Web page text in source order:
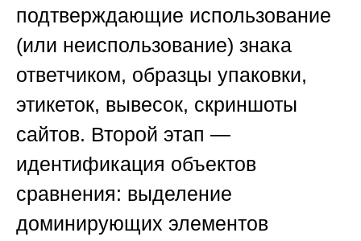
подтверждающие использование
(или неиспользование) знака
ответчиком, образцы упаковки,
этикеток, вывесок, скриншоты
сайтов. Второй этап —
идентификация объектов
сравнения: выделение
доминирующих элементов